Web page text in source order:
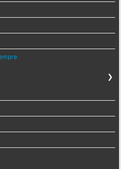
❯